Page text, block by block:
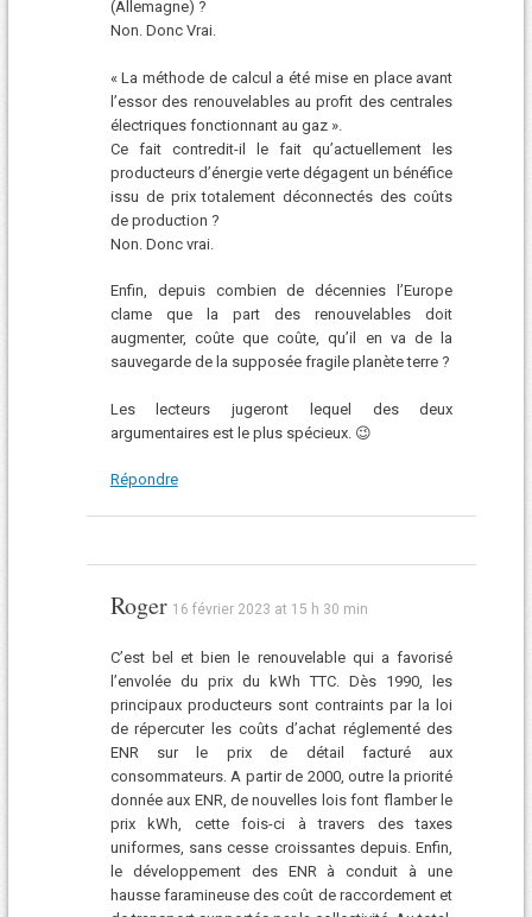
(Allemagne) ?
Non. Donc Vrai.
« La méthode de calcul a été mise en place avant
l’essor des renouvelables au profit des centrales
électriques fonctionnant au gaz ».
Ce fait contredit-il le fait qu’actuellement les
producteurs d’énergie verte dégagent un bénéfice
issu de prix totalement déconnectés des coûts
de production ?
Non. Donc vrai.
Enfin, depuis combien de décennies l’Europe
clame que la part des renouvelables doit
augmenter, coûte que coûte, qu’il en va de la
sauvegarde de la supposée fragile planète terre ?
Les lecteurs jugeront lequel des deux
argumentaires est le plus spécieux. 😉
Répondre
Roger 16 février 2023 at 15 h 30 min
C’est bel et bien le renouvelable qui a favorisé
l’envolée du prix du kWh TTC. Dès 1990, les
principaux producteurs sont contraints par la loi
de répercuter les coûts d’achat réglementé des
ENR sur le prix de détail facturé aux
consommateurs. A partir de 2000, outre la priorité
donnée aux ENR, de nouvelles lois font flamber le
prix kWh, cette fois-ci à travers des taxes
uniformes, sans cesse croissantes depuis. Enfin,
le développement des ENR à conduit à une
hausse faramineuse des coût de raccordement et